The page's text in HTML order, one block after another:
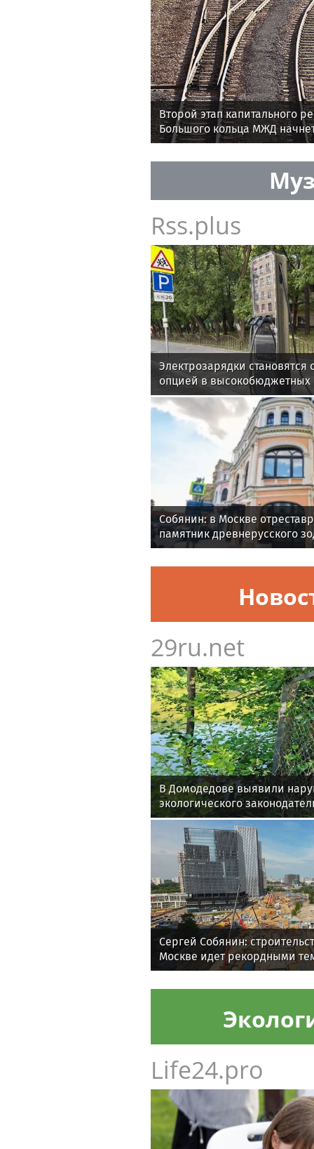
Второй этап капитального
Большого кольца МЖД
Rss.plus
Электрозарядки становятся
опцией в высокобюджетных
Собянин: в Москве
памятник древнерусского
29ru.net
В Домодедове выявили
экологического
Сергей Собянин:
Москве идет рекордными
Life24.pro